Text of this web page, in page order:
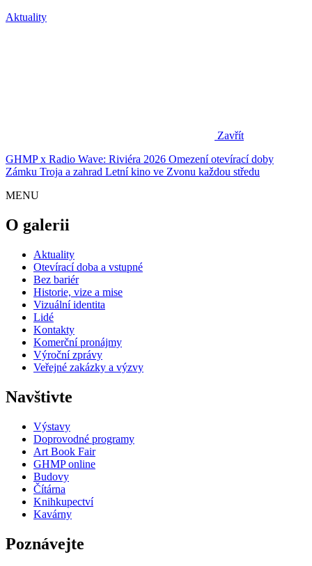
Aktuality
Zavřít
GHMP x Radio Wave: Riviéra 2026 Omezení otevírací doby
Zámku Troja a zahrad Letní kino ve Zvonu každou středu
MENU
O galerii
Aktuality
Otevírací doba a vstupné
Bez bariér
Historie, vize a mise
Vizuální identita
Lidé
Kontakty
Komerční pronájmy
Výroční zprávy
Veřejné zakázky a výzvy
Navštivte
Výstavy
Doprovodné programy
Art Book Fair
GHMP online
Budovy
Čítárna
Knihkupectví
Kavárny
Poznávejte